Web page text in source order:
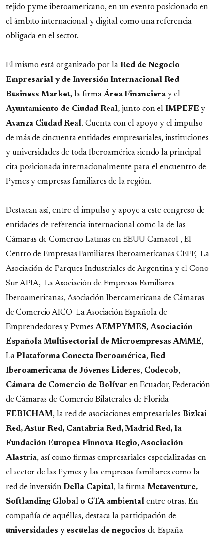
tejido pyme iberoamericano, en un evento posicionado en
el ámbito internacional y digital como una referencia
obligada en el sector.
El mismo está organizado por la Red de Negocio
Empresarial y de Inversión Internacional Red
Business Market, la firma Área Financiera y el
Ayuntamiento de Ciudad Real, junto con el IMPEFE y
Avanza Ciudad Real. Cuenta con el apoyo y el impulso
de más de cincuenta entidades empresariales, instituciones
y universidades de toda Iberoamérica siendo la principal
cita posicionada internacionalmente para el encuentro de
Pymes y empresas familiares de la región.
Destacan así, entre el impulso y apoyo a este congreso de
entidades de referencia internacional como la de las
Cámaras de Comercio Latinas en EEUU Camacol , El
Centro de Empresas Familiares Iberoamericanas CEFF, La
Asociación de Parques Industriales de Argentina y el Cono
Sur APIA, La Asociación de Empresas Familiares
Iberoamericanas, Asociación Iberoamericana de Cámaras
de Comercio AICO La Asociación Española de
Emprendedores y Pymes AEMPYMES, Asociación
Española Multisectorial de Microempresas AMME,
La Plataforma Conecta Iberoamérica, Red
Iberoamericana de Jóvenes Lideres, Codecob,
Cámara de Comercio de Bolívar en Ecuador, Federación
de Cámaras de Comercio Bilaterales de Florida
FEBICHAM, la red de asociaciones empresariales Bizkai
Red, Astur Red, Cantabria Red, Madrid Red, la
Fundación Europea Finnova Regio, Asociación
Alastria, así como firmas empresariales especializadas en
el sector de las Pymes y las empresas familiares como la
red de inversión Della Capital, la firma Metaventure,
Softlanding Global o GTA ambiental entre otras. En
compañía de aquéllas, destaca la participación de
universidades y escuelas de negocios de España